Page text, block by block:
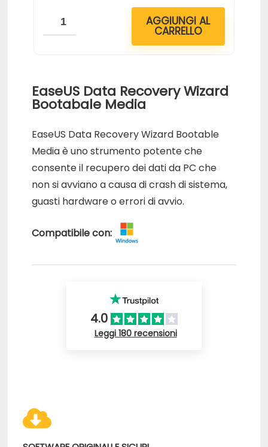
AGGIUNGI AL
CARRELLO
EaseUS Data Recovery Wizard
Bootabale Media
EaseUS Data Recovery Wizard Bootable
Media è uno strumento potente che
consente il recupero dei dati da PC che
non si avviano a causa di crash di sistema,
guasti hardware o errori di avvio.
Compatibile con:
4.0
Leggi 180 recensioni